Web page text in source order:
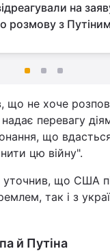
на
розмову з Путіним
що не хоче
перевагу
що
цю війну".
що США
так і з
й Путіна